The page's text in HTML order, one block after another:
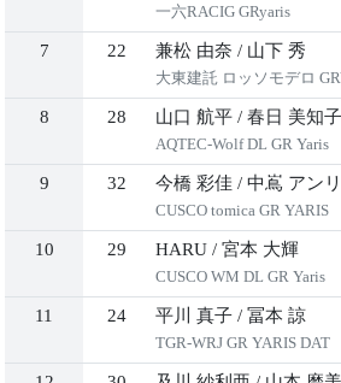
一六RACIG GRyaris
7 22 兼松 由奈 / 山下 秀
大東建託 ロッソモデロ
8 28 山口 航平 / 春日 美知子
AQTEC-Wolf DL GR Yaris
9 32 今橋 彩佳 / 中嶌 アンリ
CUSCO tomica GR YARIS
10 29 HARU / 宮本 大輝
CUSCO WM DL GR Yaris
11 24 平川 真子 / 冨本 諒
TGR-WRJ GR YARIS DAT